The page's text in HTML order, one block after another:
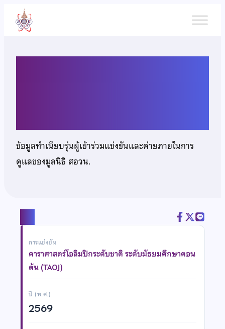
เนื้อหา
ข้อมูลทำเนียบรุ่นผู้เข้าร่วมแข่งขันและค่ายภายในการ
ดูแลของมูลนิธิ สอวน.
การแข่งขัน
ดาราศาสตร์โอลิมปิกระดับชาติ ระดับมัธยมศึกษาตอน
ต้น (TAOJ)
ปี (พ.ศ.)
2569